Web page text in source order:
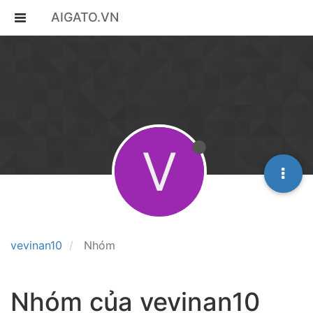
AIGATO.VN
vevinan10 Nhóm
V
Nhóm của vevinan10